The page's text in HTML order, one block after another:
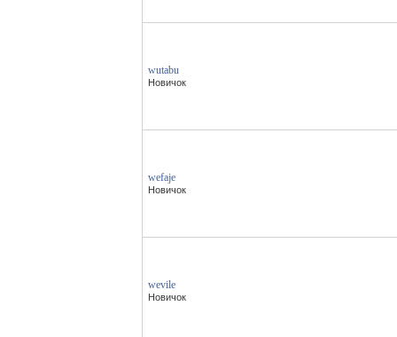
wutabu
Новичок
wefaje
Новичок
wevile
Новичок